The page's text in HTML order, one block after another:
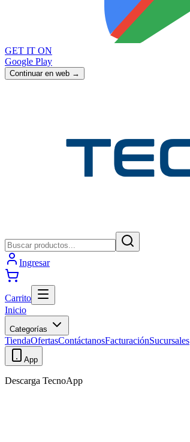
GET IT ON
Google Play
Continuar en web →
Ingresar
Carrito
Inicio
Categorías
TiendaOfertasContáctanosFacturaciónSucursales
App
Descarga TecnoApp